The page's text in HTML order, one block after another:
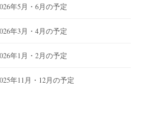
年5月・6月の予定
年3月・4月の予定
年1月・2月の予定
年11月・12月の予定